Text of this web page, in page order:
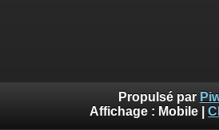
Propulsé par
Affichage : Mobile